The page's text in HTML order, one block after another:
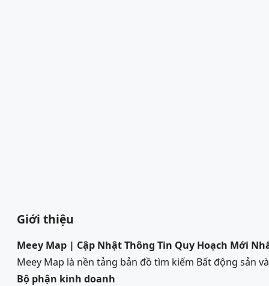
Giới thiệu
Meey Map | Cập Nhật Thông Tin Quy Hoạch Mới
Meey Map là nền tảng bản đồ tìm kiếm Bất động sản
Bộ phận kinh doanh